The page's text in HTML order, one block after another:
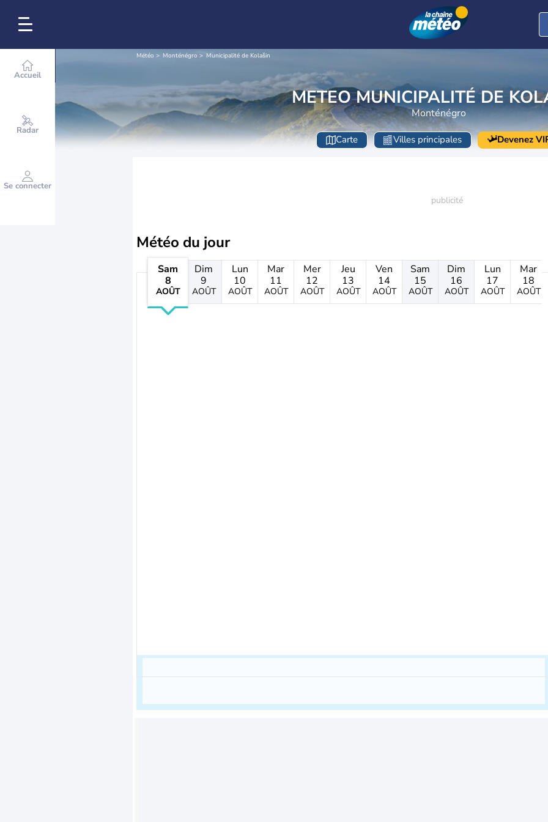
Accueil
Radar
Se connecter
Météo Monténégro Municipalité de Kolašin
METEO MUNICIPALITÉ DE
Monténégro
Carte Villes principales Devenez
Météo du jour
Sam
8
AOÛT
Dim
9
AOÛT
Lun
10
AOÛT
Mar
11
AOÛT
Mer
12
AOÛT
Jeu
13
AOÛT
Ven
14
AOÛT
Sam
15
AOÛT
Dim
16
AOÛT
Lun
17
AOÛT
Mar
18
AOÛT